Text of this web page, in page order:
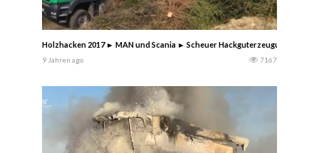
Holzhacken 2017 ► MAN und Scania ► Scheuer Hackguterzeugung –
9 Jahren ago 7167